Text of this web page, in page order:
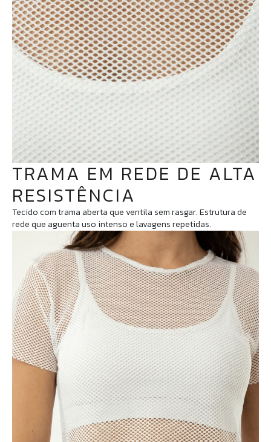
TRAMA EM REDE DE ALTA
RESISTÊNCIA
Tecido com trama aberta que ventila sem rasgar. Estrutura de
rede que aguenta uso intenso e lavagens repetidas.